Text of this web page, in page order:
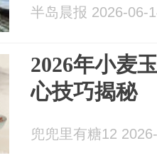
半岛晨报 2026-06-
2026年小麦
心技巧揭秘
兜兜里有糖12